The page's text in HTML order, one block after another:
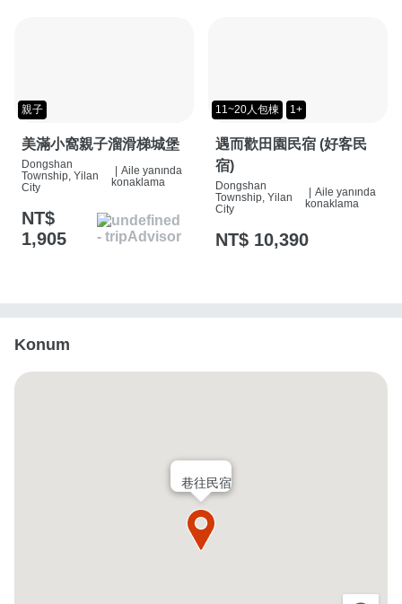
親子
美滿小窩親子溜滑梯城堡
Dongshan
Township, Yilan
City
| Aile yanında
konaklama
NT$
1,905
11~20人包棟 1+
遇而歡田園民宿 (好客民
宿)
Dongshan
Township, Yilan
City
| Aile yanında
konaklama
NT$ 10,390
Konum
巷往民宿